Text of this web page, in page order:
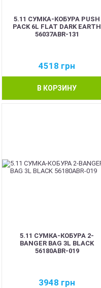
5.11 СУМКА-КОБУРА PUSH
PACK 6L FLAT DARK EARTH
56037ABR-131
4518 грн
В КОРЗИНУ
5.11 СУМКА-КОБУРА 2-
BANGER BAG 3L BLACK
56180ABR-019
3948 грн